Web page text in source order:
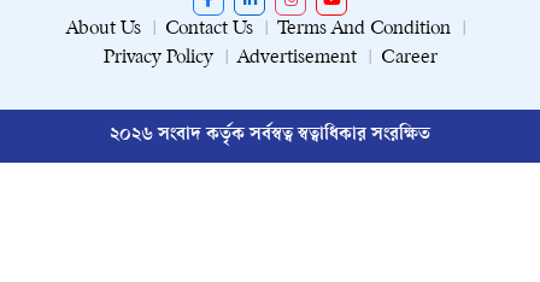
About Us Contact Us
Terms And Condition
Privacy Policy
Advertisement Career
২০২৬ সংবাদ কর্তৃক সর্বস্বত্ব স্বত্বাধিকার সংরক্ষিত